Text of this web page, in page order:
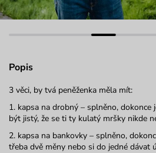
Popis
3 věci, by tvá peněženka měla mít:
1. kapsa na drobný – splněno, dokonce
být jistý, že se ti ty kulatý mršky nikde
2. kapsa na bankovky – splněno,
třeba dvě měny nebo si do jedné dávat